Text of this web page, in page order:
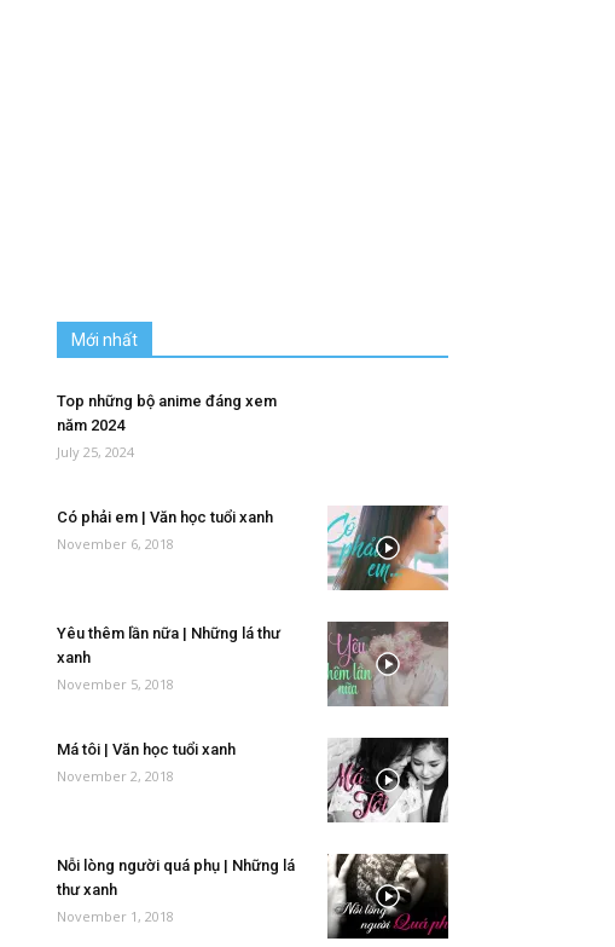
Mới nhất
Top những bộ anime đáng xem
năm 2024
July 25, 2024
Có phải em | Văn học tuổi xanh
November 6, 2018
Yêu thêm lần nữa | Những lá thư
xanh
November 5, 2018
Má tôi | Văn học tuổi xanh
November 2, 2018
Nỗi lòng người quá phụ | Những lá
thư xanh
November 1, 2018